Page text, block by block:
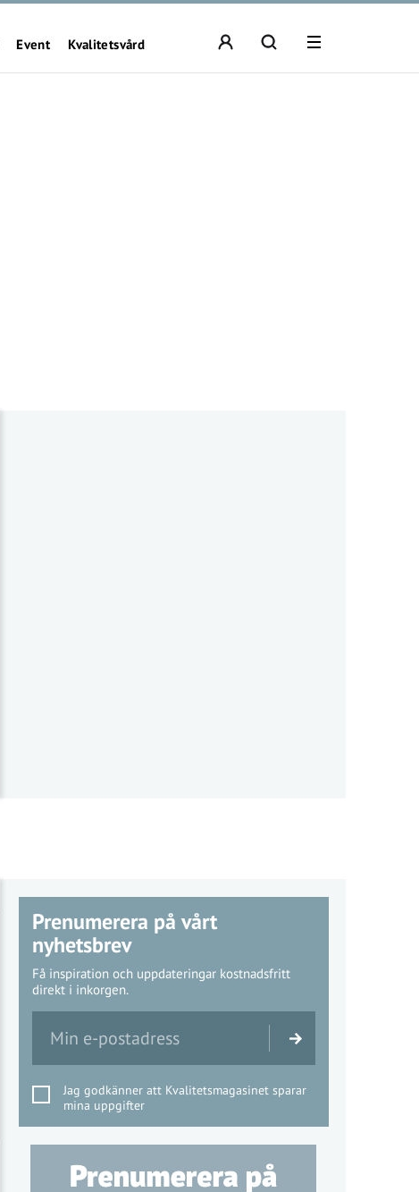
Event Kvalitetsvård
Prenumerera på vårt
nyhetsbrev
Få inspiration och uppdateringar kostnadsfritt
direkt i inkorgen.
Jag godkänner att Kvalitetsmagasinet sparar
mina uppgifter